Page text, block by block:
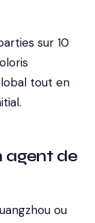
sur 10
tout en
agent de
ou